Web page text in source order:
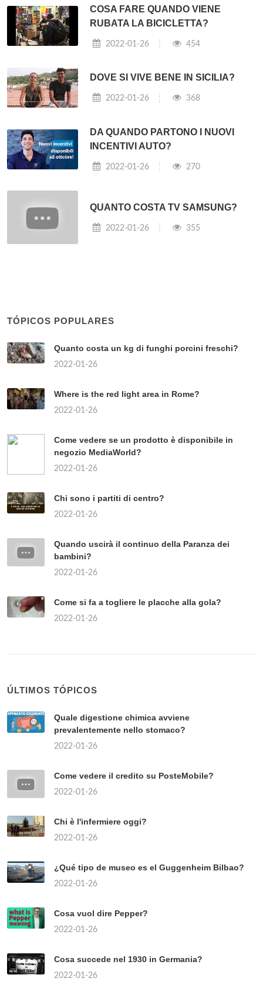
COSA FARE QUANDO VIENE
RUBATA LA BICICLETTA?
2022-01-26 454
DOVE SI VIVE BENE IN SICILIA?
2022-01-26 368
DA QUANDO PARTONO I NUOVI
INCENTIVI AUTO?
2022-01-26 270
QUANTO COSTA TV SAMSUNG?
2022-01-26 355
TÓPICOS POPULARES
Quanto costa un kg di funghi porcini freschi?
2022-01-26
Where is the red light area in Rome?
2022-01-26
Come vedere se un prodotto è disponibile in
negozio MediaWorld?
2022-01-26
Chi sono i partiti di centro?
2022-01-26
Quando uscirà il continuo della Paranza dei
bambini?
2022-01-26
Come si fa a togliere le placche alla gola?
2022-01-26
ÚLTIMOS TÓPICOS
Quale digestione chimica avviene
prevalentemente nello stomaco?
2022-01-26
Come vedere il credito su PosteMobile?
2022-01-26
Chi è l'infermiere oggi?
2022-01-26
¿Qué tipo de museo es el Guggenheim Bilbao?
2022-01-26
Cosa vuol dire Pepper?
2022-01-26
Cosa succede nel 1930 in Germania?
2022-01-26